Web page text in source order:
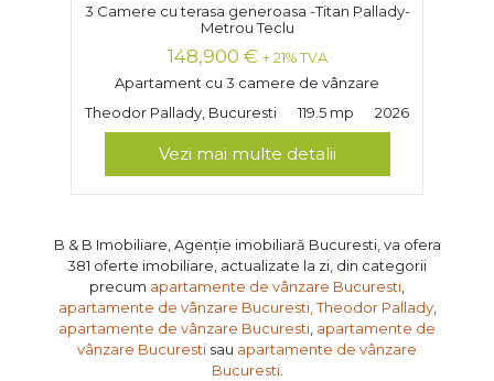
3 Camere cu terasa generoasa -Titan Pallady-
Metrou Teclu
148,900 € + 21% TVA
Apartament cu 3 camere de vânzare
Theodor Pallady, Bucuresti
119.5 mp 2026
Vezi mai multe detalii
B & B Imobiliare, Agenție imobiliară Bucuresti, va ofera
381 oferte imobiliare, actualizate la zi, din categorii
precum apartamente de vânzare Bucuresti
apartamente de vânzare Bucuresti, Theodor Pallady,
apartamente de vânzare Bucuresti apartamente de
vânzare Bucuresti sau apartamente de vânzare
Bucuresti.